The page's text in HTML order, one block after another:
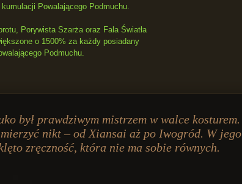
Powalającego Podmuchu.
Porywista Szarża oraz Fala Światła
o 1500% za każdy posiadany
Podmuchu.
był prawdziwym mistrzem w walce kosturem.
mierzyć nikt – od Xiansai aż po Iwogród. W jego
zręczność, która nie ma sobie równych.